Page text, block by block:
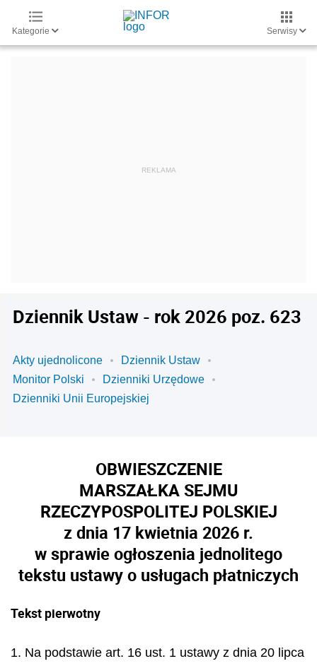
Kategorie Serwisy
Dziennik Ustaw - rok 2026 poz. 623
Akty ujednolicone
Dziennik Ustaw
Monitor Polski
Dzienniki Urzędowe
Dzienniki Unii Europejskiej
OBWIESZCZENIE
MARSZAŁKA SEJMU
RZECZYPOSPOLITEJ POLSKIEJ
z dnia 17 kwietnia 2026 r.
w sprawie ogłoszenia jednolitego
tekstu ustawy o usługach płatniczych
Tekst pierwotny
1. Na podstawie art. 16 ust. 1 ustawy z dnia 20 lipca